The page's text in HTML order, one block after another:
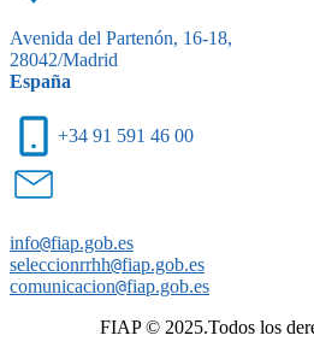
Avenida del Partenón, 16-18,
28042/Madrid
España
+34 91 591 46 00
info@fiap.gob.es
seleccionrrhh@fiap.gob.es
comunicacion@fiap.gob.es
FIAP © 2025.Todos los